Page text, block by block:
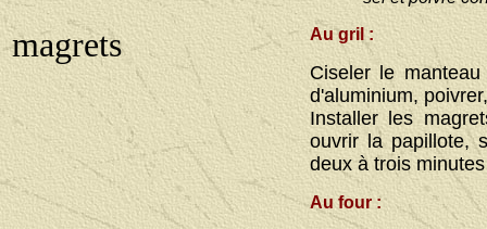
magrets
Au gril :
Ciseler le
d'aluminium,
Installer les
ouvrir la papillote,
deux à trois
Au four :